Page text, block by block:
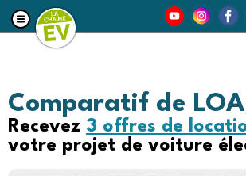
Comparatif de
Recevez 3 offres de
votre projet de voiture